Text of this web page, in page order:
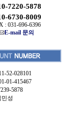
7220-5878
6730-8009
: 031-696-6396
E-mail 문의
52-028101
01-415467
5878
민성